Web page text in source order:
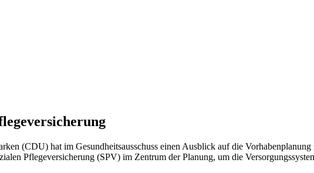
(CDU) hat im Gesundheitsausschuss einen Ausblick auf die
Pflegeversicherung (SPV) im Zentrum der Planung, um die